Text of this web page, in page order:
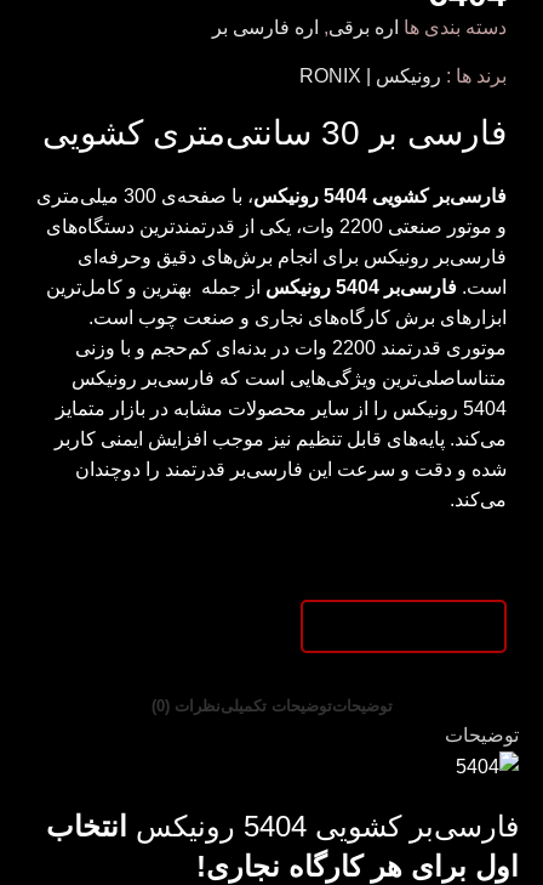
دسته بندی ها اره برقی, اره فارسی بر
برند ها : رونیکس | RONIX
فارسی بر 30 سانتی‌متری کشویی
فارسی‌بر کشویی 5404 رونیکس
، با صفحه‌ی 300 میلی‌متری
و موتور صنعتی 2200 وات، یکی از قدرتمندترین دستگاه‌های
فارسی‌بر رونیکس برای انجام برش‌های دقیق وحرفه‌ای
است. فارسی‌بر 5404 رونیکس
از جمله بهترین و کامل‌ترین
ابزارهای برش کارگاه‌های نجاری و صنعت چوب است.
موتوری قدرتمند 2200 وات در بدنه‌ای کم‌حجم و با وزنی
متناساصلی‌ترین ویژگی‌هایی است که فارسی‌بر رونیکس
5404 رونیکس را از سایر محصولات مشابه در بازار متمایز
می‌کند. پایه‌های قابل تنظیم نیز موجب افزایش ایمنی کاربر
شده و دقت و سرعت این فارسی‌بر قدرتمند را دوچندان
می‌کند.
توضیحاتتوضیحات تکمیلینظرات (0)
توضیحات
فارسی‌بر کشویی 5404 رونیکس
انتخاب
اول برای هر کارگاه نجاری!